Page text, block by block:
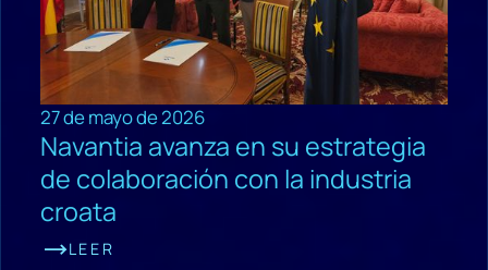
27 de mayo de 2026
Navantia avanza en su estrategia
de colaboración con la industria
croata
LEER